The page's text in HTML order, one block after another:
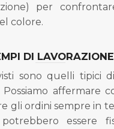
per
colore.
DI LAVORAZIONE
sono quelli tipici
affermare
gli ordini sempre in
essere